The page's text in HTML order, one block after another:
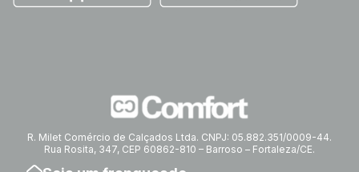
R. Milet Comércio de Calçados Ltda. CNPJ: 05.882.351/0009-44.
Rua Rosita, 347, CEP 60862-810 – Barroso – Fortaleza/CE.